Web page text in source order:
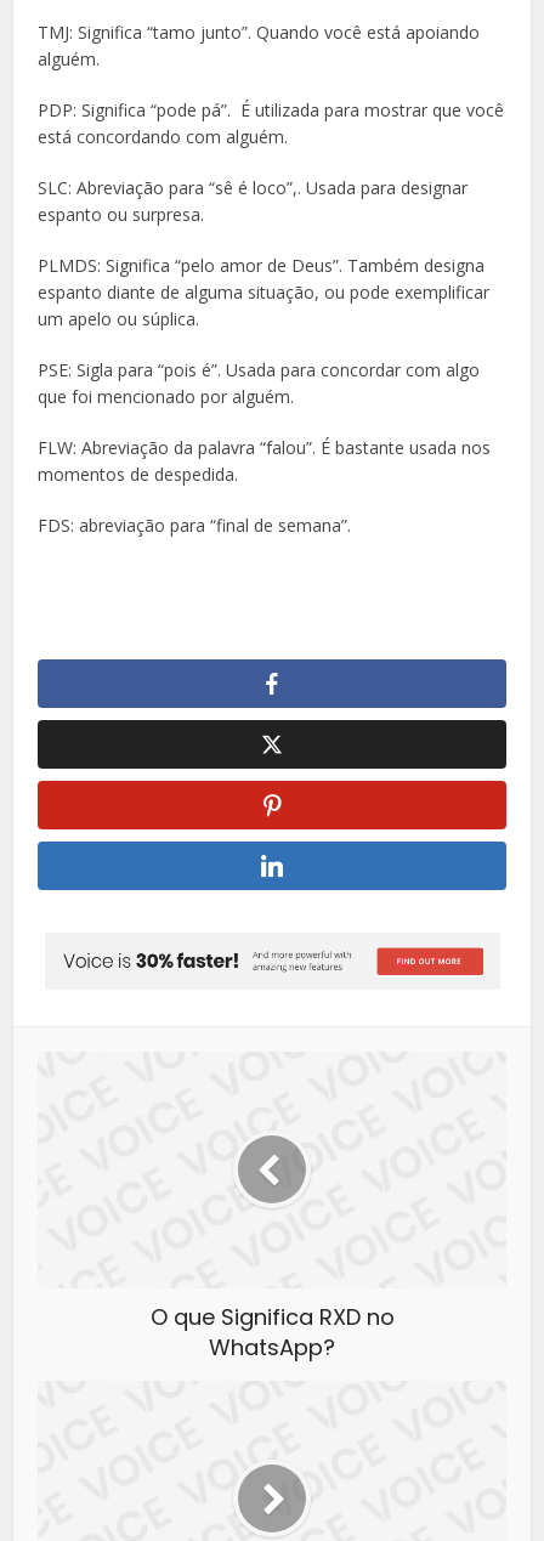
TMJ: Significa “tamo junto”. Quando você está apoiando
alguém.
PDP: Significa “pode pá”. É utilizada para mostrar que você
está concordando com alguém.
SLC: Abreviação para “sê é loco”,. Usada para designar
espanto ou surpresa.
PLMDS: Significa “pelo amor de Deus”. Também designa
espanto diante de alguma situação, ou pode exemplificar
um apelo ou súplica.
PSE: Sigla para “pois é”. Usada para concordar com algo
que foi mencionado por alguém.
FLW: Abreviação da palavra “falou”. É bastante usada nos
momentos de despedida.
FDS: abreviação para “final de semana”.
O que Significa RXD no
WhatsApp?